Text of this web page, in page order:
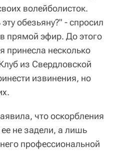
волейболисток.
обезьяну?" - спросил
прямой эфир. До этого
принесла несколько
из Свердловской
извинения, но
что оскорбления
не задели, а лишь
профессиональной